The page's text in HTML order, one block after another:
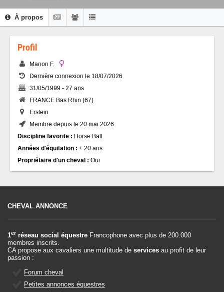
À propos
Profil
Manon F.
Dernière connexion le 18/07/2026
31/05/1999 - 27 ans
FRANCE Bas Rhin (67)
Erstein
Membre depuis le 20 mai 2026
Discipline favorite : Horse Ball
Années d'équitation : + 20 ans
Propriétaire d'un cheval : Oui
CHEVAL ANNONCE
1er réseau social équestre Francophone avec plus de 200.000
membres inscrits.
CA propose aux cavaliers une multitude de services au profit de leur
passion :
Forum cheval
Petites annonces équestres